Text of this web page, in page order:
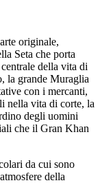
originale,
Seta che porta
della vita di
la grande Muraglia
con i mercanti,
nella vita di corte, la
degli uomini
che il Gran Khan
da cui sono
della